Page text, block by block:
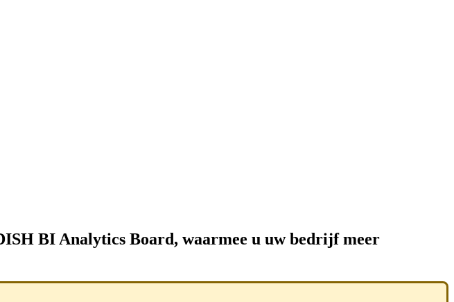
BI Analytics Board, waarmee u uw bedrijf meer